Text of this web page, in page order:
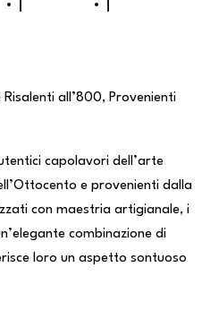
all’800, Provenienti
capolavori dell’arte
e provenienti dalla
con maestria artigianale, i
combinazione di
loro un aspetto sontuoso